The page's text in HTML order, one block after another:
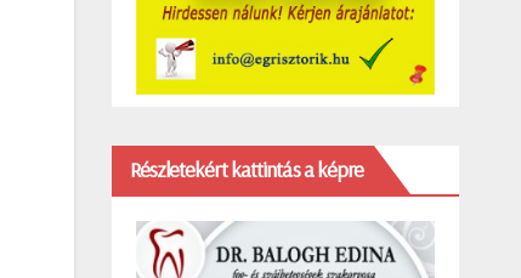
Részletekért kattintás a képre